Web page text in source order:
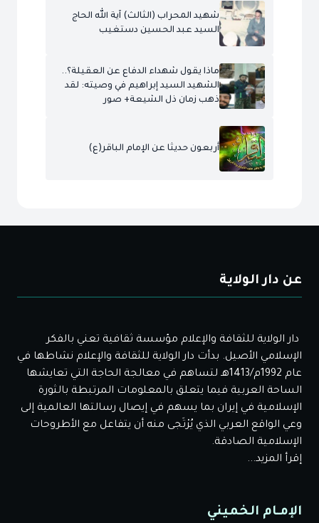
شهيد المحراب (الثالث) آية الله الحاج
السيد عبد الحسين دستغيب
ماذا يقول شهداء الدفاع عن العقيلة؟..
الشهيد السيد إبراهيم في وصيته: لقد
ذهب زمان ذل الشيعة+ صور
أربعون حديثا عن الإمام الباقر(ع)
عن دار الولاية
دار الولاية للثقافة والإعلام مؤسسة ثقافية تعني بالفكر
الإسلامي الأصيل. بدأت دار الولاية للثقافة والإعلام نشاطها في
عام 1992م/1413هـ لتساهم في معالجة الحاجة التي تعايشها
الساحة العربية فيما يتعلق بالمعلومات المرتبطة بالثورة
الإسلامية في إيران بما يسهم في إيصال رسالتها العالمية إلى
وعي الواقع العربي الذي يُرْتَجى منه أن يتفاعل مع الأطروحات
الإسلامية الصادقة.
إقرأ المزيد...
الإمـام الخميني